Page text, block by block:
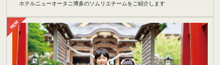
ホテルニューオータニ博多のソムリエチームをご紹介します